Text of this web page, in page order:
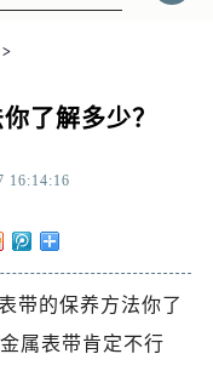
>
了解多少？
16:14:16
带的保养方法你了
属表带肯定不行